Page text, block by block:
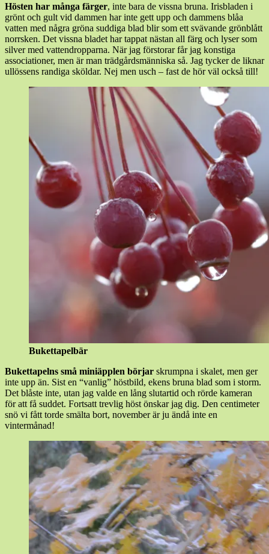
Hösten har många färger, inte bara de vissna bruna. Irisbladen i
grönt och gult vid dammen har inte gett upp och dammens blåa
vatten med några gröna suddiga blad blir som ett svävande grönblått
norrsken. Det vissna bladet har tappat nästan all färg och lyser som
silver med vattendropparna. När jag förstorar får jag konstiga
associationer, men är man trädgårdsmänniska så. Jag tycker de liknar
ullössens randiga sköldar. Nej men usch – fast de hör väl också till!
Bukettapelbär
Bukettapelns små miniäpplen börjar skrumpna i skalet, men ger
inte upp än. Sist en “vanlig” höstbild, ekens bruna blad som i storm.
Det blåste inte, utan jag valde en lång slutartid och rörde kameran
för att få suddet. Fortsatt trevlig höst önskar jag dig. Den centimeter
snö vi fått torde smälta bort, november är ju ändå inte en
vintermånad!